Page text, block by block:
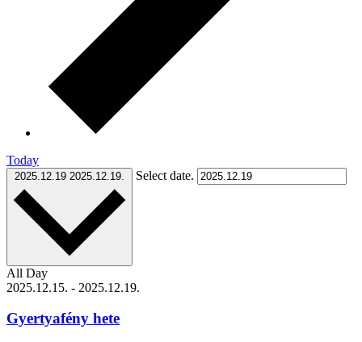
Today
2025.12.19 2025.12.19. Select date.
All Day
2025.12.15. - 2025.12.19.
Gyertyafény hete